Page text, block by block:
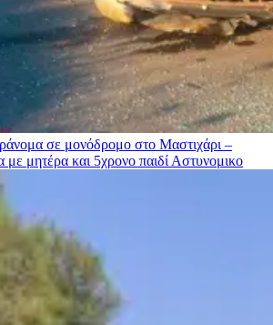
σε μονόδρομο στο Μαστιχάρι –
μητέρα και 5χρονο παιδί Αστυνομικο